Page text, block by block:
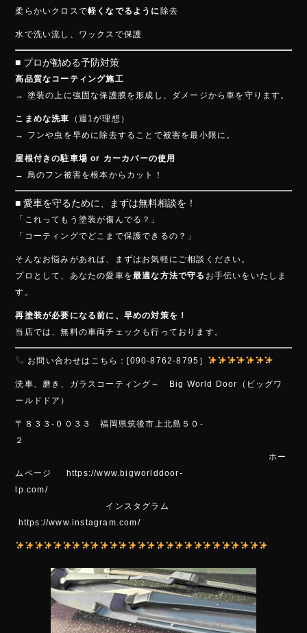
柔らかいクロスで軽くなでるように 除去
水で洗い流し、ワックスで保護
■ プロが勧める予防対策
高品質なコーティング施工
→ 塗装の上に強固な保護膜を形成し、ダメージから車を守ります。
こまめな洗車
（週1が理想）
→ フンや虫を早めに除去することで被害を最小限に。
屋根付きの駐車場 or カーカバーの使用
→ 鳥のフン被害を根本からカット！
■ 愛車を守るために、まずは無料相談を！
「これってもう塗装が傷んでる？」
「コーティングでどこまで保護できるの？」
そんなお悩みがあれば、まずはお気軽にご相談ください。
プロとして、あなたの愛車を最適な方法で守る お手伝いをいたしま
す。
再塗装が必要になる前に、早めの対策を！
当店では、無料の車両チェックも行っております。
お問い合わせはこちら：[090-8762-8795］
洗車、磨き、ガラスコーティング～ Big World Door（ビッグワ
ールドドア）
〒８３３-００３３ 福岡県筑後市上北島５０-
２
ホー
ムページ https://www.bigworlddoor-
lp.com/
インスタグラム
https://www.instagram.com/